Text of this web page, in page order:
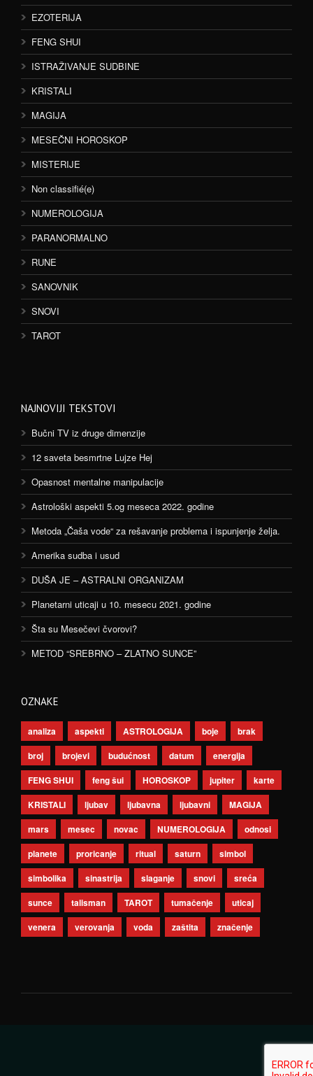
EZOTERIJA
FENG SHUI
ISTRAŽIVANJE SUDBINE
KRISTALI
MAGIJA
MESEČNI HOROSKOP
MISTERIJE
Non classifié(e)
NUMEROLOGIJA
PARANORMALNO
RUNE
SANOVNIK
SNOVI
TAROT
NAJNOVIJI TEKSTOVI
Bučni TV iz druge dimenzije
12 saveta besmrtne Lujze Hej
Opasnost mentalne manipulacije
Astrološki aspekti 5.og meseca 2022. godine
Metoda „Čaša vode“ za rešavanje problema i ispunjenje želja.
Amerika sudba i usud
DUŠA JE – ASTRALNI ORGANIZAM
Planetarni uticaji u 10. mesecu 2021. godine
Šta su Mesečevi čvorovi?
METOD “SREBRNO – ZLATNO SUNCE”
OZNAKE
analiza aspekti ASTROLOGIJA boje
brak
broj
brojevi budućnost datum
energija
FENG SHUI
feng šui HOROSKOP jupiter
karte
KRISTALI
ljubav ljubavna ljubavni
MAGIJA
mars
mesec novac NUMEROLOGIJA
odnosi
planete
proricanje ritual saturn
simbol
simbolika
sinastrija slaganje snovi
sreća
sunce
talisman TAROT tumačenje
uticaj
venera
verovanja voda zaštita značenje